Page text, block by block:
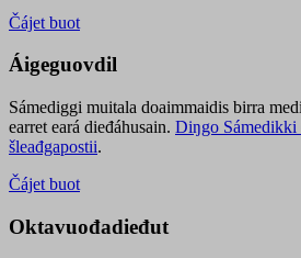
Čájet buot
Áigeguovdil
Sámediggi muitala doaimmaidis birra
earret eará dieđáhusain. Diŋgo Sámedikki
šleađgapostii.
Čájet buot
Oktavuođadieđut